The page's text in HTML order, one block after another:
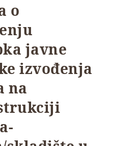
o
javne
izvođenja
na